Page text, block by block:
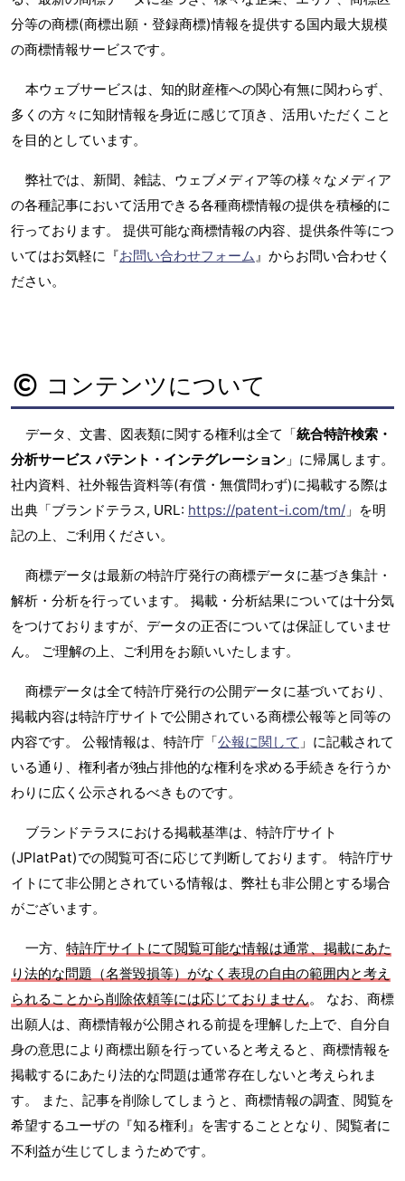
分等の商標(商標出願・登録商標)情報を提供する国内最大規模
の商標情報サービスです。
本ウェブサービスは、知的財産権への関心有無に関わらず、
多くの方々に知財情報を身近に感じて頂き、活用いただくこと
を目的としています。
弊社では、新聞、雑誌、ウェブメディア等の様々なメディア
の各種記事において活用できる各種商標情報の提供を積極的に
行っております。 提供可能な商標情報の内容、提供条件等につ
いてはお気軽に『お問い合わせフォーム』からお問い合わせく
ださい。
コンテンツについて
データ、文書、図表類に関する権利は全て「統合特許検索・
分析サービス パテント・インテグレーション 」に帰属します。
社内資料、社外報告資料等(有償・無償問わず)に掲載する際は
出典「ブランドテラス, URL: https://patent-i.com/tm/ 」を明
記の上、ご利用ください。
商標データは最新の特許庁発行の商標データに基づき集計・
解析・分析を行っています。 掲載・分析結果については十分気
をつけておりますが、データの正否については保証していませ
ん。 ご理解の上、ご利用をお願いいたします。
商標データは全て特許庁発行の公開データに基づいており、
掲載内容は特許庁サイトで公開されている商標公報等と同等の
内容です。 公報情報は、特許庁「公報に関して 」に記載されて
いる通り、権利者が独占排他的な権利を求める手続きを行うか
わりに広く公示されるべきものです。
ブランドテラスにおける掲載基準は、特許庁サイト
(JPlatPat)での閲覧可否に応じて判断しております。 特許庁サ
イトにて非公開とされている情報は、弊社も非公開とする場合
がございます。
一方、 特許庁サイトにて閲覧可能な情報は通常、掲載にあた
り法的な問題（名誉毀損等）がなく表現の自由の範囲内と考え
られることから削除依頼等には応じておりません。 なお、商標
出願人は、商標情報が公開される前提を理解した上で、自分自
身の意思により商標出願を行っていると考えると、商標情報を
掲載するにあたり法的な問題は通常存在しないと考えられま
す。 また、記事を削除してしまうと、商標情報の調査、閲覧を
希望するユーザの『知る権利』を害することとなり、閲覧者に
不利益が生じてしまうためです。